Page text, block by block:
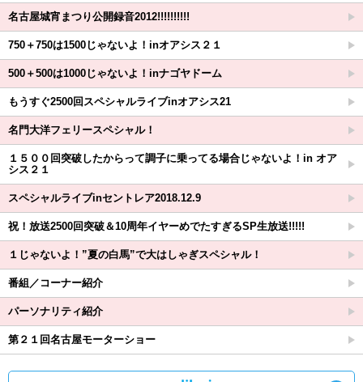
名古屋城宵まつり公開録音2012!!!!!!!!!!
750＋750は1500じゃないよ！inオアシス２１
500＋500は1000じゃないよ！inナゴヤドーム
もうすぐ2500回スペシャルライブinオアシス21
名門大洋フェリースペシャル！
１５００回突破したからって調子に乗ってる場合じゃないよ！in オア
シス２１
スペシャルライブinセントレア2018.12.9
祝！放送2500回突破＆10周年イヤーめでたすぎるSP生放送!!!!!
１じゃないよ！”夏の白馬”で大はしゃぎスペシャル！
番組／コーナー紹介
パーソナリティ紹介
第２１回名古屋モーターショー